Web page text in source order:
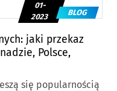
jaki przekaz
Polsce,
01-
2023
BLOG
się popularnością